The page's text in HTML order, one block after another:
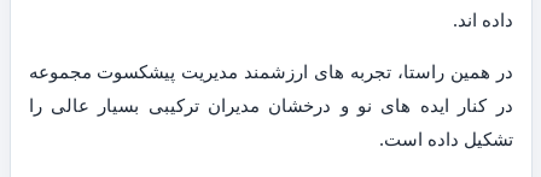
داده اند.
در همین راستا، تجربه های ارزشمند مدیریت پیشکسوت مجموعه
در کنار ایده های نو و درخشان مدیران ترکیبی بسیار عالی را
تشکیل داده است.